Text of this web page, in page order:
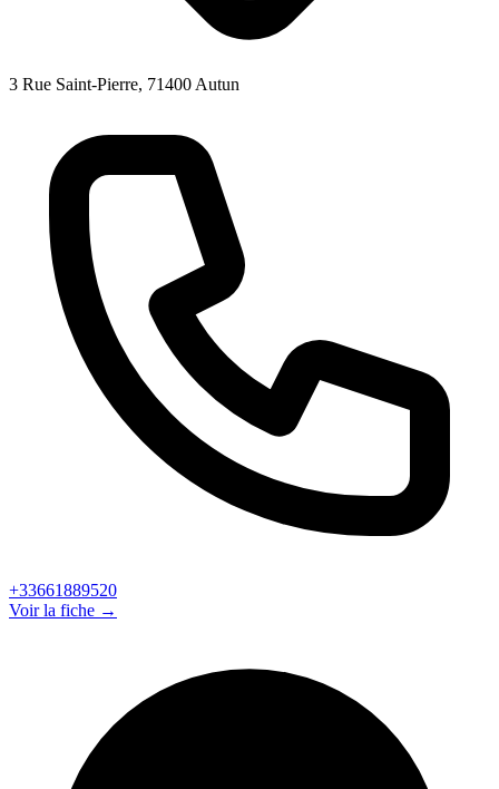
3 Rue Saint-Pierre, 71400 Autun
+33661889520
Voir la fiche →